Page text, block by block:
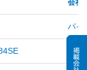
会社
バイ
バ